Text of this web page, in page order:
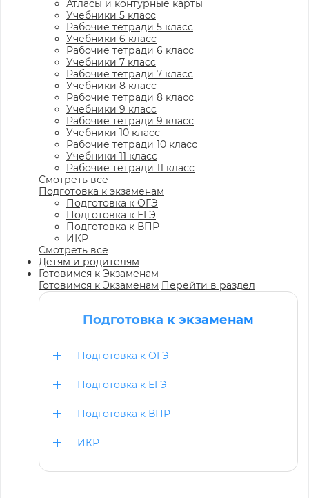
Атласы и контурные карты
Учебники 5 класс
Рабочие тетради 5 класс
Учебники 6 класс
Рабочие тетради 6 класс
Учебники 7 класс
Рабочие тетради 7 класс
Учебники 8 класс
Рабочие тетради 8 класс
Учебники 9 класс
Рабочие тетради 9 класс
Учебники 10 класс
Рабочие тетради 10 класс
Учебники 11 класс
Рабочие тетради 11 класс
Смотреть все
Подготовка к экзаменам
Подготовка к ОГЭ
Подготовка к ЕГЭ
Подготовка к ВПР
ИКР
Смотреть все
Детям и родителям
Готовимся к Экзаменам
Готовимся к Экзаменам Перейти в раздел
Подготовка к экзаменам
Подготовка к ОГЭ
Подготовка к ЕГЭ
Подготовка к ВПР
ИКР